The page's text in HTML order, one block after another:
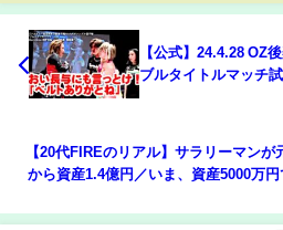
【公式】24.4.28 OZ
ブルタイトルマッチ
【20代FIREのリアル】サラリーマンが
から資産1.4億円／いま、資産5000万
日単位で管理【ぽんちよ